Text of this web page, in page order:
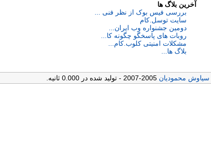
آخرین بلاگ ها
بررسی فیس بوک از نظر فنی ...
سایت توسل.کام
دومین جشنواره وب ایران...
روبات های پاسخگو چگونه كا...
مشكلات امنیتی كلوب.كام...
بلاگ ها...
سیاوش محمودیان